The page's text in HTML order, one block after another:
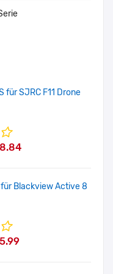
für SJRC F11 Drone
Blackview Active 8